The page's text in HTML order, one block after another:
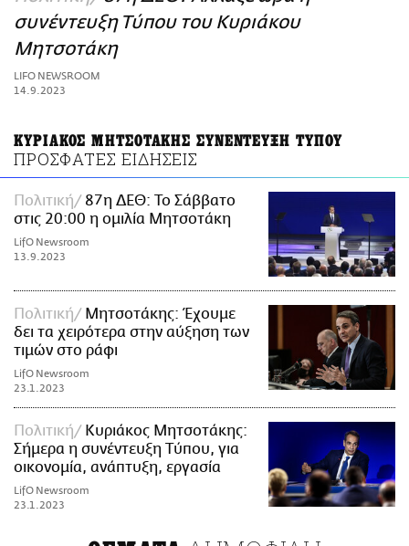
ΑΜΠΑ
PRINT
συνέντευξη Τύπου του Κυριάκου
Μητσοτάκη
LIFO NEWSROOM
14.9.2023
ΚΥΡΙΑΚΟΣ ΜΗΤΣΟΤΑΚΗΣ ΣΥΝΕΝΤΕΥΞΗ ΤΥΠΟΥ
ΠΡΟΣΦΑΤΕΣ ΕΙΔΗΣΕΙΣ
Πολιτική
87η ΔΕΘ: Το Σάββατο
στις 20:00 η ομιλία Μητσοτάκη
LifO Newsroom
13.9.2023
Πολιτική
Μητσοτάκης: Έχουμε
δει τα χειρότερα στην αύξηση των
τιμών στο ράφι
LifO Newsroom
23.1.2023
Πολιτική
Κυριάκος Μητσοτάκης:
Σήμερα η συνέντευξη Τύπου, για
οικονομία, ανάπτυξη, εργασία
LifO Newsroom
23.1.2023